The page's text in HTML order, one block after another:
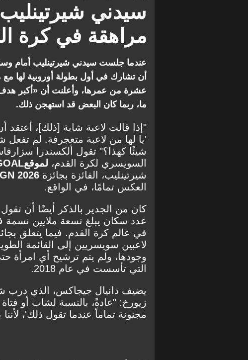
سيدني
مراهقة في كرة
عندما جلست سيدني شيرتينليب أمام
أن تشارك في أول بطولة أوروبية لها
عشرة من عمرها، وأعلنت أن «أكبر هدف»
ما، ربما كان البعض قد استهجن ذلك.
'يا لها من لاعبة متعجرفة. لم
شيئًا كهذا؟" تقول ألكسندرا
السويسري لكرة القدم، لموقع
شيرتينليب، الفائزة بجائزة 2026
العكس تمامًا، في الواقع.
كان من الجدير بالذكر أيضًا أن
عدد سكان يبلغ تسعة ملايين نسمة
في عالم كرة القدم. فيما يتعلق
وجودها، ولم يتم ترشيح أي امرأة
التي تأسست في عام 2018.
يضيف دانيال جيجاكس، الذي درب
زيورخ: "عادةً، بالنسبة لشاب أو
مجنونة تماماً عندما تقول ذلك'،